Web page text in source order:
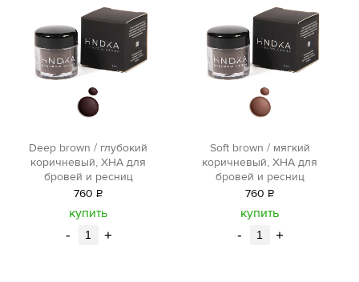
Deep brown / глубокий
коричневый, ХНА для
бровей и ресниц
760 Р
уб.
купить
- +
Soft brown / мягкий
коричневый, ХНА для
бровей и ресниц
760 Р
уб.
купить
- +